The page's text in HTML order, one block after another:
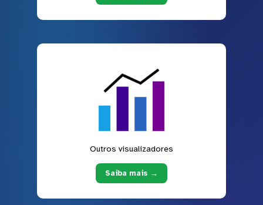
Outros visualizadores
Saiba mais →